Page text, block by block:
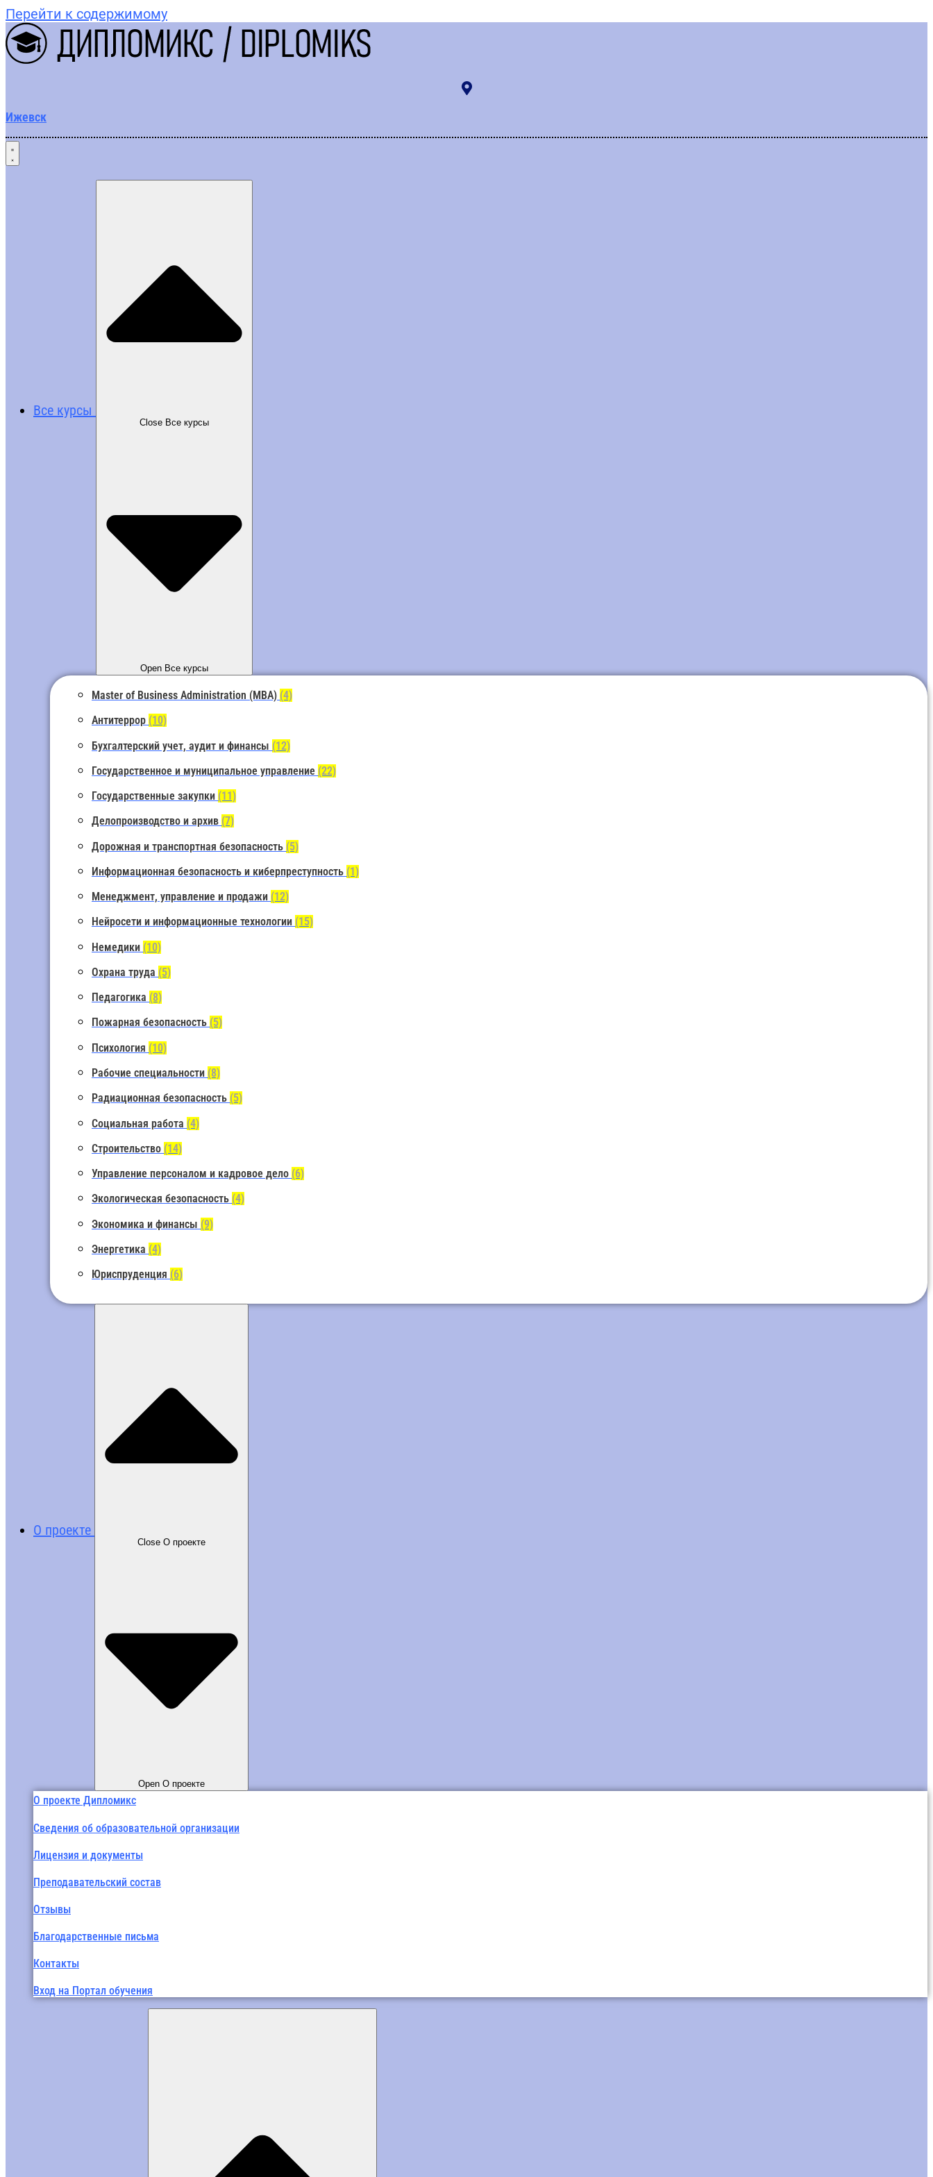
Перейти к содержимому
Ижевск
Все курсы
Close Все курсы
Open Все курсы
Master of Business Administration (MBA) (4)
Антитеррор (10)
Бухгалтерский учет, аудит и финансы (12)
Государственное и муниципальное управление (22)
Государственные закупки (11)
Делопроизводство и архив (7)
Дорожная и транспортная безопасность (5)
Информационная безопасность и киберпреступность (1)
Менеджмент, управление и продажи (12)
Нейросети и информационные технологии (15)
Немедики (10)
Охрана труда (5)
Педагогика (8)
Пожарная безопасность (5)
Психология (10)
Рабочие специальности (8)
Радиационная безопасность (5)
Социальная работа (4)
Строительство (14)
Управление персоналом и кадровое дело (6)
Экологическая безопасность (4)
Экономика и финансы (9)
Энергетика (4)
Юриспруденция (6)
О проекте
Close О проекте
Open О проекте
О проекте Дипломикс
Сведения об образовательной организации
Лицензия и документы
Преподавательский состав
Отзывы
Благодарственные письма
Контакты
Вход на Портал обучения